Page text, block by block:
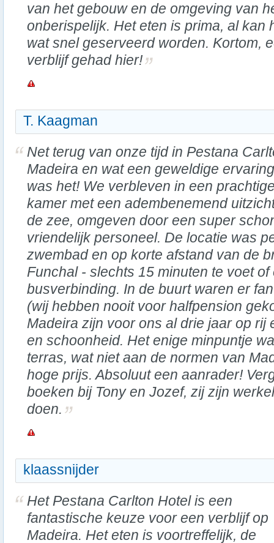
van het gebouw en de omgeving van
onberispelijk. Het eten is prima, al kan
wat snel geserveerd worden. Kortom,
verblijf gehad hier!
T. Kaagman
Net terug van onze tijd in Pestana
Madeira en wat een geweldige ervaring
was het! We verbleven in een
kamer met een adembenemend
de zee, omgeven door een super
vriendelijk personeel. De locatie was
zwembad en op korte afstand van de
Funchal - slechts 15 minuten te voet
busverbinding. In de buurt waren er
(wij hebben nooit voor halfpension
Madeira zijn voor ons al drie jaar op rij
en schoonheid. Het enige minpuntje
terras, wat niet aan de normen van
hoge prijs. Absoluut een aanrader!
boeken bij Tony en Jozef, zij zijn
doen.
klaassnijder
Het Pestana Carlton Hotel is een
fantastische keuze voor een verblijf op
Madeira. Het eten is voortreffelijk, de